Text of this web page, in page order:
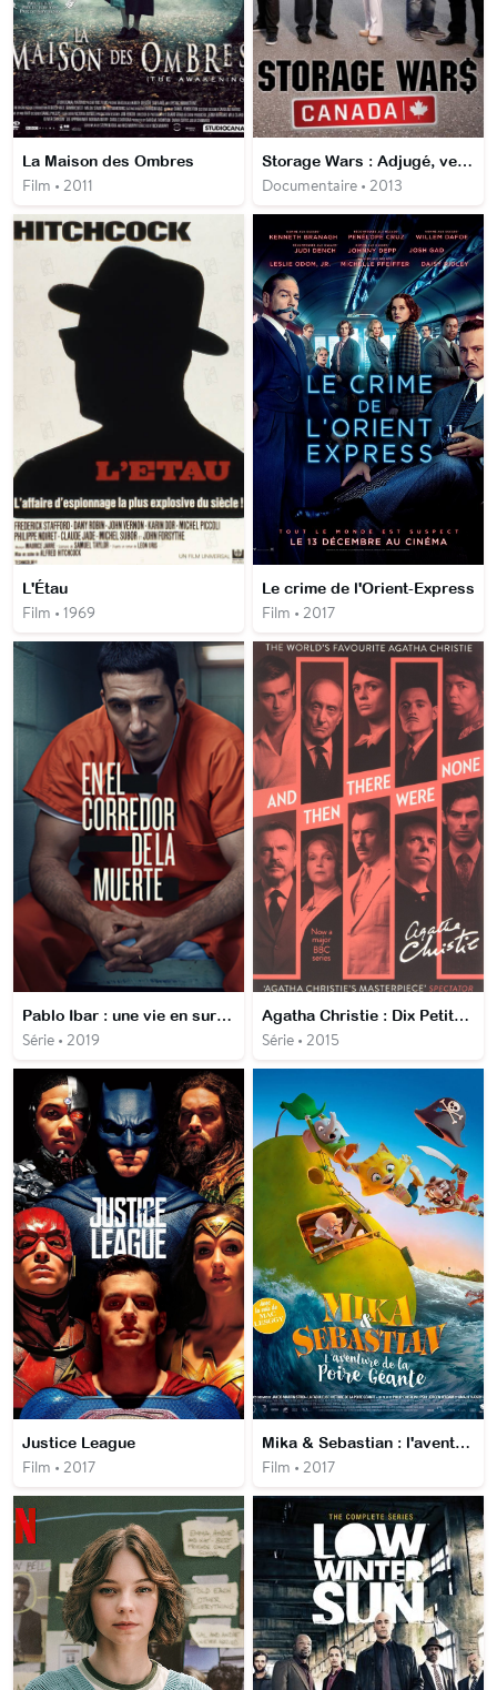
La Maison des Ombres
Film • 2011
Storage Wars : Adjugé, vendu
Documentaire • 2013
L'Étau
Film • 1969
Le crime de l'Orient-Express
Film • 2017
Pablo Ibar : une vie en sursis
Série • 2019
Agatha Christie : Dix Petits Nègres
Série • 2015
Justice League
Film • 2017
Mika & Sebastian : l'aventure de la poire géante
Film • 2017